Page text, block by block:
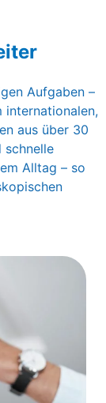
Aufgaben –
internationalen,
aus über 30
schnelle
Alltag – so